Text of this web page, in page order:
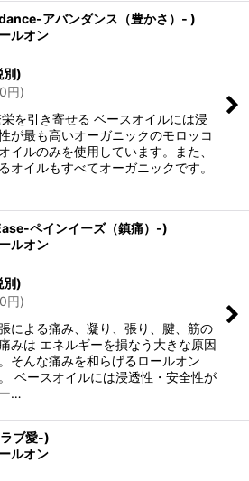
アバンダンス（豊かさ）‐ )
ルオン
別)
円)
を引き寄せる ベースオイルには浸
が最も高いオーガニックのモロッコ
イルのみを使用しています。また、
オイルもすべてオーガニックです。
ペインイーズ（鎮痛）-)
ルオン
別)
円)
による痛み、凝り、張り、腱、筋の
みは エネルギーを損なう大きな原因
そんな痛みを和らげるロールオン
。 ベースオイルには浸透性・安全性が
…
ブ愛-)
ルオン